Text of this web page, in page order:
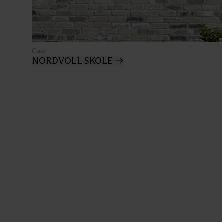
Case
NORDVOLL SKOLE